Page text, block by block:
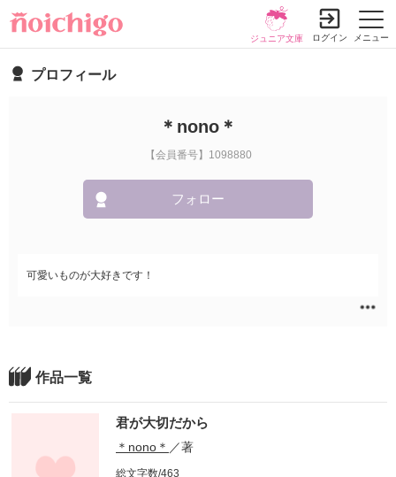
メニュー
ジュニア文庫 ログイン
プロフィール
＊nono＊
【会員番号】1098880
フォロー
可愛いものが大好きです！
作品一覧
君が大切だから
＊nono＊ ／著
総文字数/463